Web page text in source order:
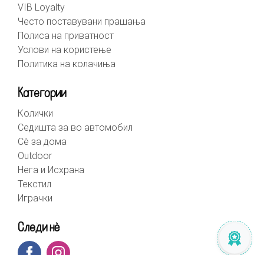
VIB Loyalty
Често поставувани прашања
Полиса на приватност
Услови на користење
Политика на колачиња
Категории
Колички
Седишта за во автомобил
Сè за дома
Outdoor
Нега и Исхрана
Текстил
Играчки
Следи нè